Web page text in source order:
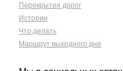
Перекрытия дорог
Истории
Что делать
Маршрут выходного дня